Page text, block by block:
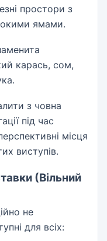
простори з
ямами.
карась, сом,
з човна
під час
місця
виступів.
(Вільний
не
для всіх: